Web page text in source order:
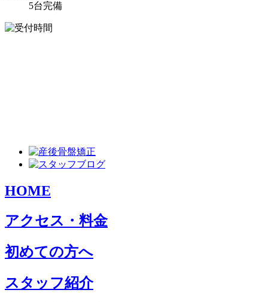
5台完備
HOME
アクセス・料金
初めての方へ
スタッフ紹介